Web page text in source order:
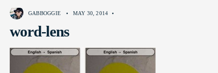
GABBOGGIE • MAY 30, 2014 •
word-lens